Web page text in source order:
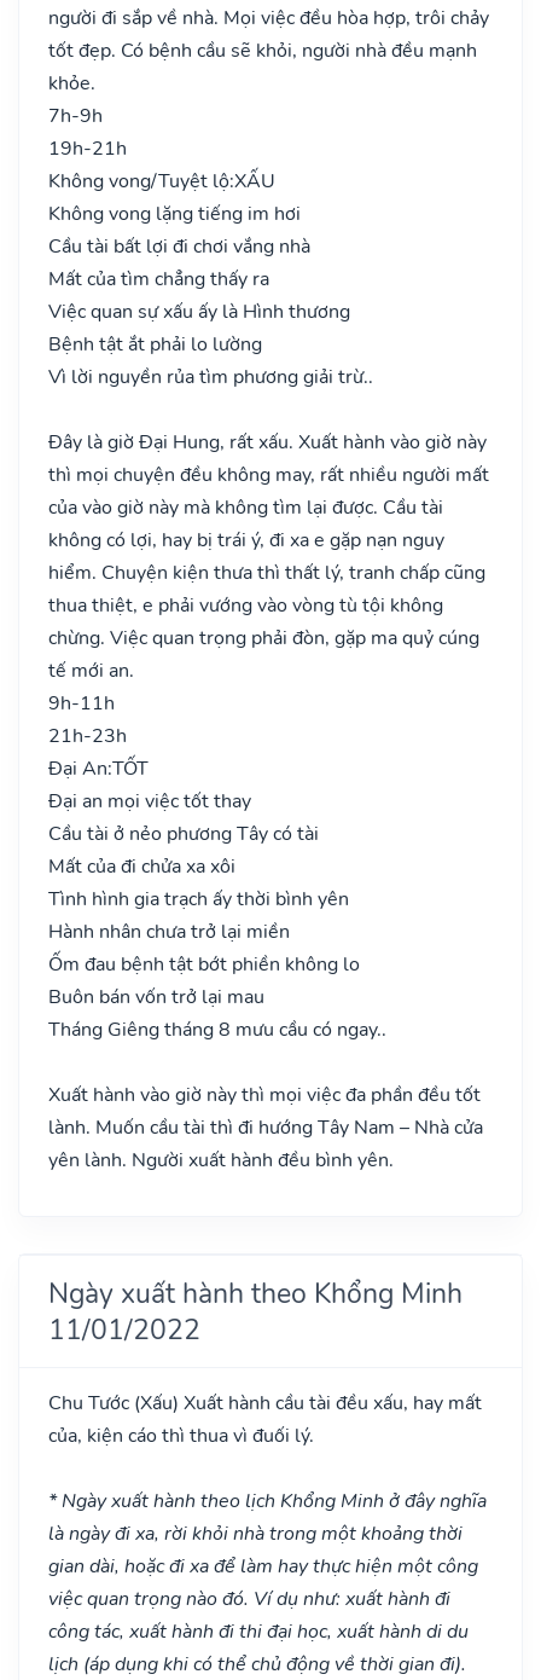
người đi sắp về nhà. Mọi việc đều hòa hợp, trôi chảy
tốt đẹp. Có bệnh cầu sẽ khỏi, người nhà đều mạnh
khỏe.
7h-9h
19h-21h
Không vong/Tuyệt lộ:XẤU
Không vong lặng tiếng im hơi
Cầu tài bất lợi đi chơi vắng nhà
Mất của tìm chẳng thấy ra
Việc quan sự xấu ấy là Hình thương
Bệnh tật ắt phải lo lường
Vì lời nguyền rủa tìm phương giải trừ..
Đây là giờ Đại Hung, rất xấu. Xuất hành vào giờ này
thì mọi chuyện đều không may, rất nhiều người mất
của vào giờ này mà không tìm lại được. Cầu tài
không có lợi, hay bị trái ý, đi xa e gặp nạn nguy
hiểm. Chuyện kiện thưa thì thất lý, tranh chấp cũng
thua thiệt, e phải vướng vào vòng tù tội không
chừng. Việc quan trọng phải đòn, gặp ma quỷ cúng
tế mới an.
9h-11h
21h-23h
Đại An:TỐT
Đại an mọi việc tốt thay
Cầu tài ở nẻo phương Tây có tài
Mất của đi chửa xa xôi
Tình hình gia trạch ấy thời bình yên
Hành nhân chưa trở lại miền
Ốm đau bệnh tật bớt phiền không lo
Buôn bán vốn trở lại mau
Tháng Giêng tháng 8 mưu cầu có ngay..
Xuất hành vào giờ này thì mọi việc đa phần đều tốt
lành. Muốn cầu tài thì đi hướng Tây Nam – Nhà cửa
yên lành. Người xuất hành đều bình yên.
Ngày xuất hành theo Khổng Minh
11/01/2022
Chu Tước (Xấu) Xuất hành cầu tài đều xấu, hay mất
của, kiện cáo thì thua vì đuối lý.
* Ngày xuất hành theo lịch Khổng Minh ở đây nghĩa
là ngày đi xa, rời khỏi nhà trong một khoảng thời
gian dài, hoặc đi xa để làm hay thực hiện một công
việc quan trọng nào đó. Ví dụ như: xuất hành đi
công tác, xuất hành đi thi đại học, xuất hành di du
lịch (áp dụng khi có thể chủ động về thời gian đi).